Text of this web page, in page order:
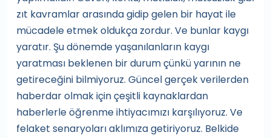
zıt kavramlar arasında gidip gelen bir hayat ile
mücadele etmek oldukça zordur. Ve bunlar kaygı
yaratır. Şu dönemde yaşanılanların kaygı
yaratması beklenen bir durum çünkü yarının ne
getireceğini bilmiyoruz. Güncel gerçek verilerden
haberdar olmak için çeşitli kaynaklardan
haberlerle öğrenme ihtiyacımızı karşılıyoruz. Ve
felaket senaryoları aklımıza getiriyoruz. Belkide